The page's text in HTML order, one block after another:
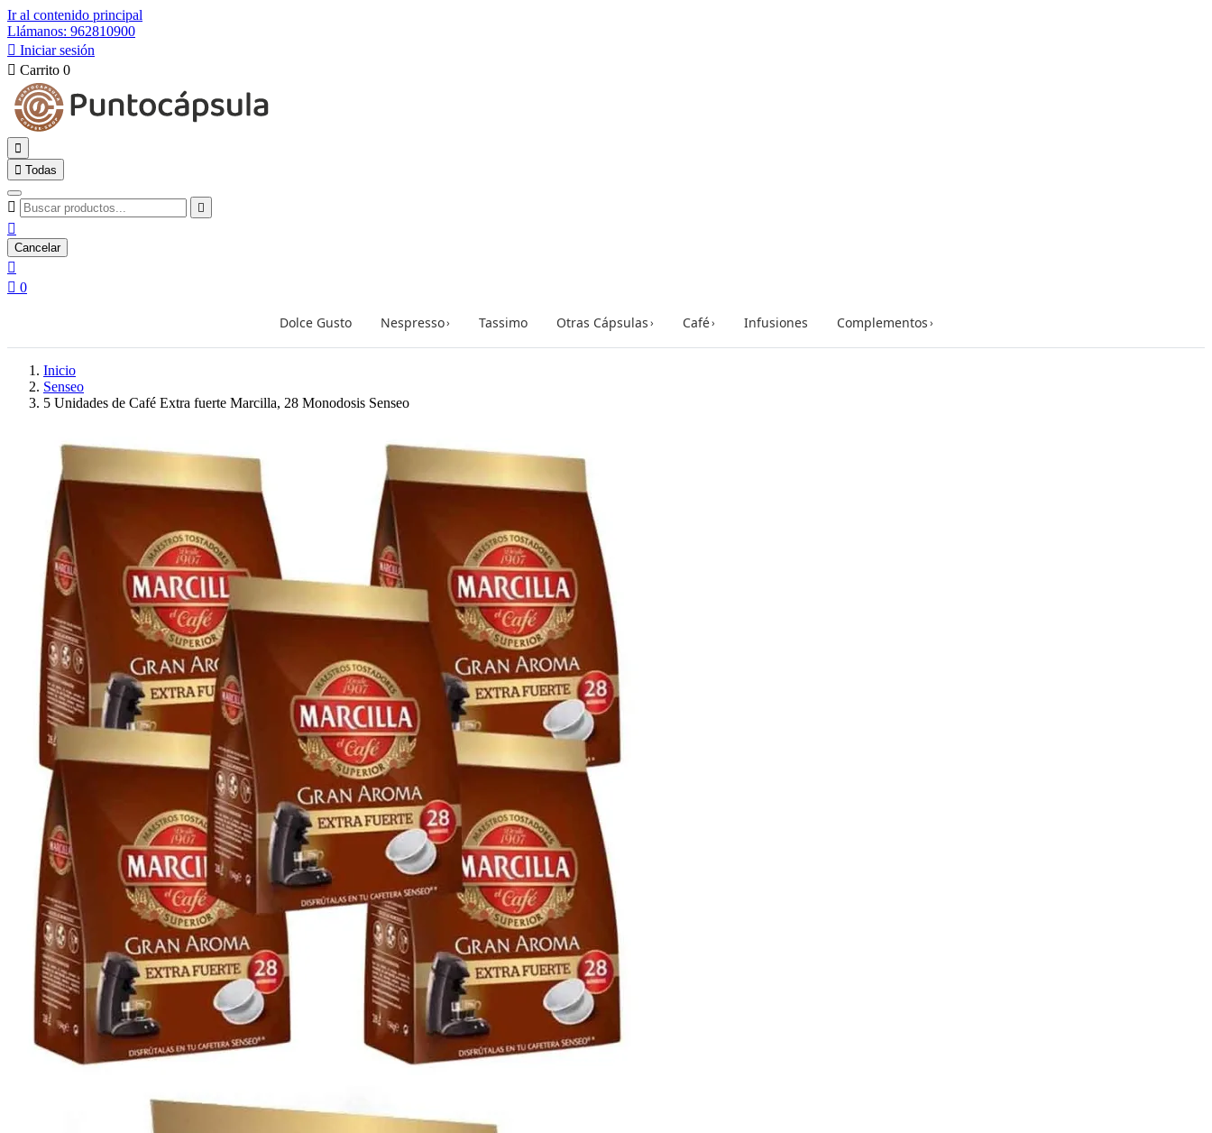
Ir al contenido principal
Llámanos: 962810900
 Iniciar sesión
 Carrito 0

 Todas
 

Cancelar

 0
Dolce Gusto Nespresso› Tassimo Otras Cápsulas› Café› Infusiones Complementos›
Inicio
Senseo
5 Unidades de Café Extra fuerte Marcilla, 28 Monodosis Senseo